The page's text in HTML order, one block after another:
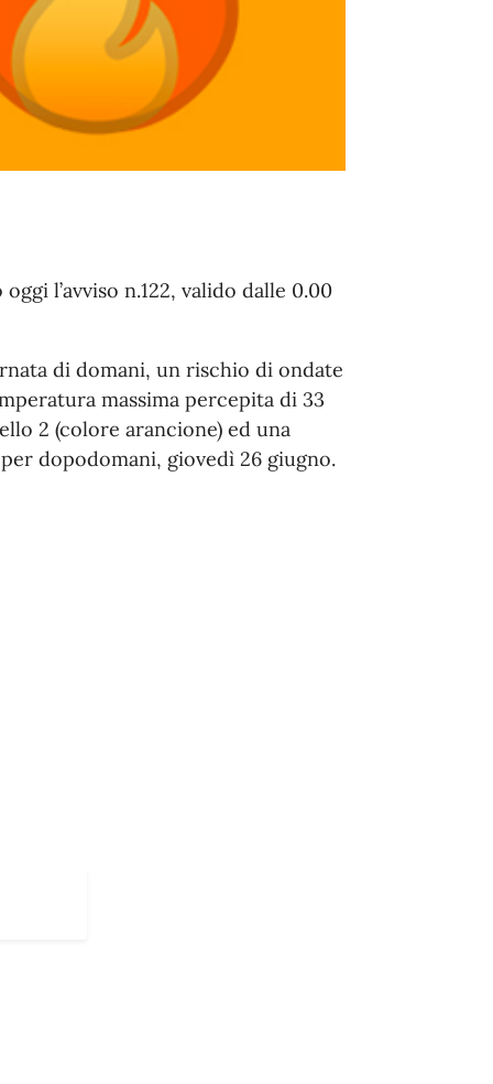
l’avviso n.122, valido dalle 0.00
di domani, un rischio di ondate
massima percepita di 33
2 (colore arancione) ed una
dopodomani, giovedì 26 giugno.